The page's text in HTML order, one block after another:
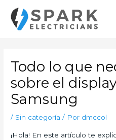
contenido
Todo lo que
sobre el
Samsung
/ Sin categoría / Por dmccol
¡Hola! En este artículo te